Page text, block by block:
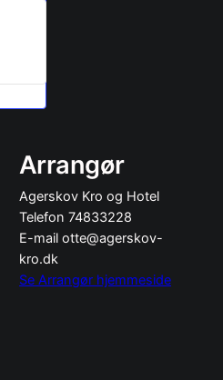
Arrangør
Agerskov Kro og Hotel
Telefon 74833228
E-mail otte@agerskov-
kro.dk
Se Arrangør hjemmeside